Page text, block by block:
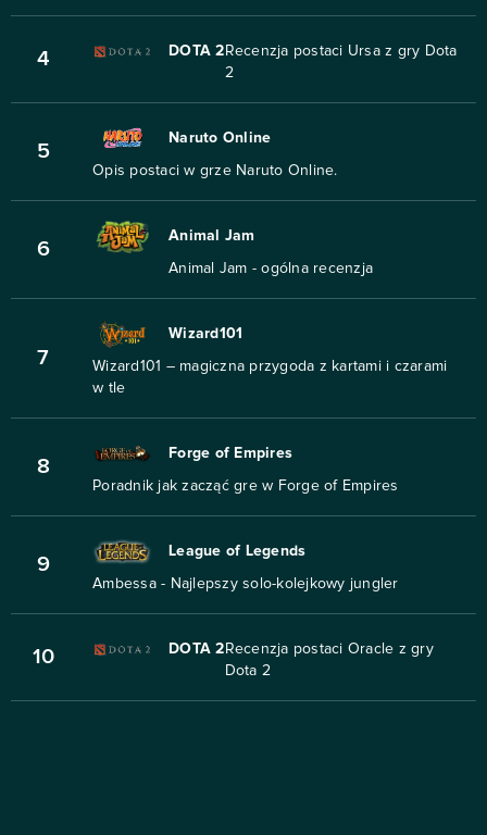
4 DOTA 2 Recenzja postaci Ursa z gry Dota
2
5
Naruto Online
Opis postaci w grze Naruto Online.
6
Animal Jam
Animal Jam - ogólna recenzja
7
Wizard101
Wizard101 – magiczna przygoda z kartami i czarami
w tle
8
Forge of Empires
Poradnik jak zacząć gre w Forge of Empires
9
League of Legends
Ambessa - Najlepszy solo-kolejkowy jungler
10 DOTA 2 Recenzja postaci Oracle z gry
Dota 2